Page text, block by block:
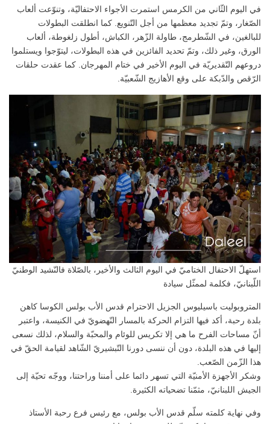
في اليوم الثّاني من الكرمس استمرت الأجواء الاحتفاليّة، وتنوّعت ألعاب
الصّغار، وتمّ تجديد معظمها من أجل التّنويع. كما انطلقت البطولات
للبالغين، في الشّطرمج، طاولة الزّهر، الكباش، أطول زلغوطة، ألعاب
الورق، وغير ذلك، وتمّ تحديد الفائزين في هذه البطولات، ليتوّجوا ويستلموا
دروعهم التّقديريّة في اليوم الأخير في ختام المهرجان. كما عقدت حلقات
الرّقص والدّبكة على وقع الأهازيج الشّعبيّة.
استهلّ الاحتفال الختاميّ في اليوم الثالث والأخير، بالصّلاة فالنّشيد الوطنيّ
اللّبنانيّ، فكلمة لممثّل سيادة
المتروبوليت باسيليوس الجزيل الاحترام قدس الأب بولس الكوسا كاهن
بلدة رحبة، أكد فيها التزام الحركة بالمسار النّهضويّ في الكنيسة، واعتبر
أنّ مساحات الفرح ما هي إلا تكريس للوئام والمحبّة والسلام، لذلك نسعى
إليها في هذه البلدة، دون أن ننسى دورنا التّبشيريّ الشّاهد لقيامة الحقّ في
هذا الزّمن الصّعب.
وشكر الأجهزة الأمنيّة التي تسهر دائما على أمننا وراحتنا، ووجّه تحيّة إلى
الجيش اللبنانيّ، مثمّنا تضحياته الكثيرة.
وفي نهاية كلمته سلّم قدس الأب بولس، مع رئيس فرع رحبة الأستاذ